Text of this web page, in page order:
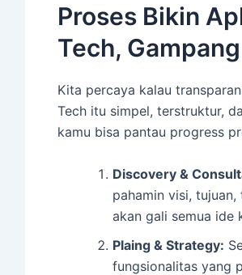
Proses Bikin
Tech,
Kita percaya kalau
Tech itu simpel, terstruktur,
kamu bisa pantau progress
Discovery &
pahamin visi,
akan gali semua ide
Plaing & Strategy:
fungsionalitas yang